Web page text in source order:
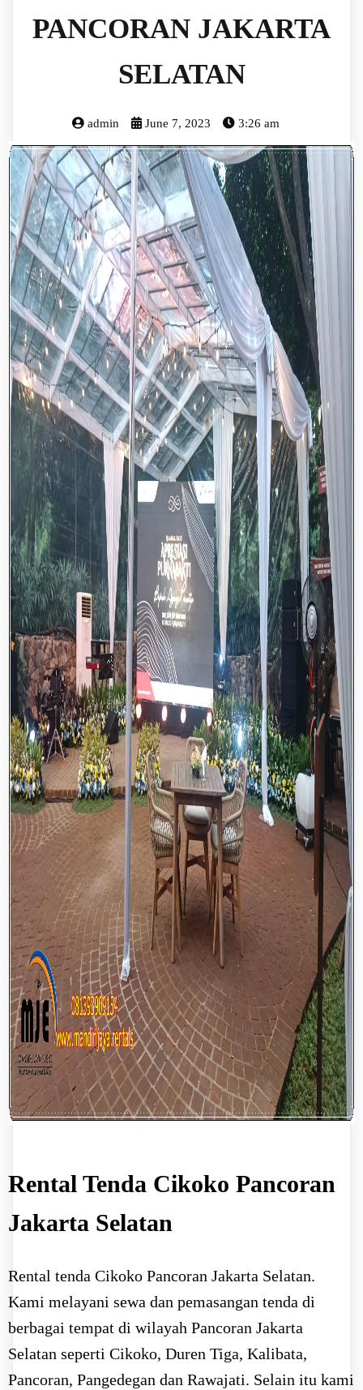
PANCORAN JAKARTA
SELATAN
admin June 7, 2023 3:26 am
Rental Tenda Cikoko Pancoran
Jakarta Selatan
Rental tenda Cikoko Pancoran Jakarta Selatan.
Kami melayani sewa dan pemasangan tenda di
berbagai tempat di wilayah Pancoran Jakarta
Selatan seperti Cikoko, Duren Tiga, Kalibata,
Pancoran, Pangedegan dan Rawajati. Selain itu kami